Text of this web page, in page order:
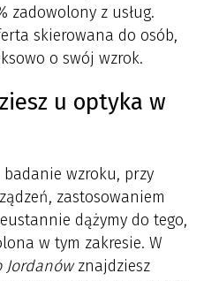
zadowolony z usług.
skierowana do osób,
o swój wzrok.
u optyka w
wzroku, przy
zastosowaniem
dążymy do tego,
w tym zakresie. W
Jordanówznajdziesz